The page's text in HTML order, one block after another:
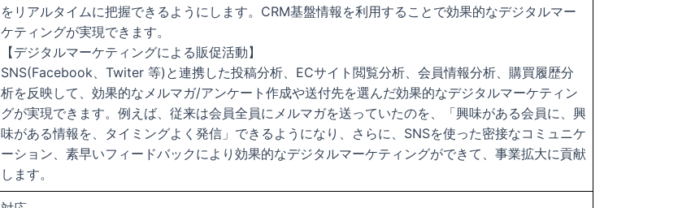
をリアルタイムに把握できるようにします。CRM基盤情報を利用することで効果的なデジタルマー
ケティングが実現できます。
【デジタルマーケティングによる販促活動】
SNS(Facebook、Twiter 等)と連携した投稿分析、ECサイト閲覧分析、会員情報分析、購買履歴分
析を反映して、効果的なメルマガ/アンケート作成や送付先を選んだ効果的なデジタルマーケティン
グが実現できます。例えば、従来は会員全員にメルマガを送っていたのを、「興味がある会員に、興
味がある情報を、タイミングよく発信」できるようになり、さらに、SNSを使った密接なコミュニケ
ーション、素早いフィードバックにより効果的なデジタルマーケティングができて、事業拡大に貢献
します。